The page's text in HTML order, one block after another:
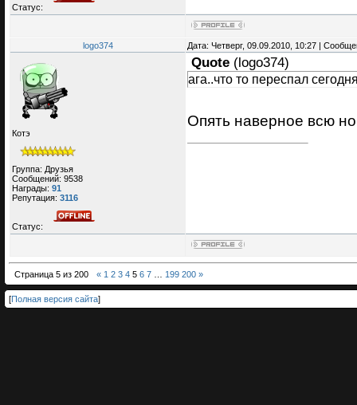
Статус:
logo374 Дата: Четверг, 09.09.2010, 10:27 |
Котэ
Группа: Друзья
Сообщений: 9538
Награды: 91
Репутация: 3116
Статус:
Quote ( logo374)
ага..что то переспал
Опять наверное всю
Страница 5 из 200 « 1 2 3 4 5 6 7 199 200 »
[Полная версия сайта]